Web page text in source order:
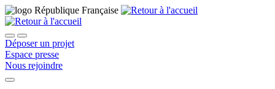
Déposer un projet
Espace presse
Nous rejoindre